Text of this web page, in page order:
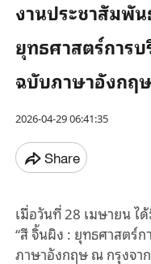
งานประชาสัมพั
ยุทธศาสตร์การบ
ฉบับภาษาอังกฤ
2026-04-29 06:41:35
Share
เมื่อวันที่ 28 เมษายน
“สี จิ้นผิง : ยุทธศาสตร์ก
ภาษาอังกฤษ ณ กรุงจา